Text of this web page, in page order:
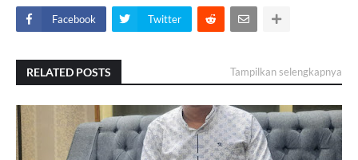
Facebook Twitter
RELATED POSTS Tampilkan selengkapnya